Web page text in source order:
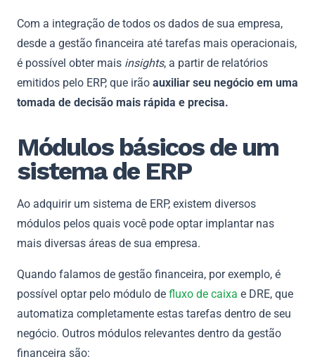
Com a integração de todos os dados de sua empresa,
desde a gestão financeira até tarefas mais operacionais,
é possível obter mais insights, a partir de relatórios
emitidos pelo ERP, que irão auxiliar seu negócio em uma
tomada de decisão mais rápida e precisa.
Módulos básicos de um
sistema de ERP
Ao adquirir um sistema de ERP, existem diversos
módulos pelos quais você pode optar implantar nas
mais diversas áreas de sua empresa.
Quando falamos de gestão financeira, por exemplo, é
possível optar pelo módulo de fluxo de caixa e DRE, que
automatiza completamente estas tarefas dentro de seu
negócio. Outros módulos relevantes dentro da gestão
financeira são: